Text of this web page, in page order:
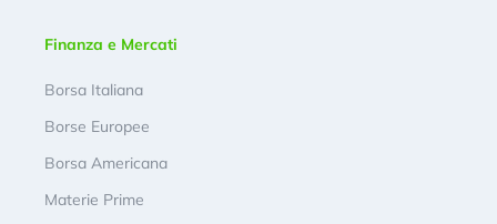
Finanza e Mercati
Borsa Italiana
Borse Europee
Borsa Americana
Materie Prime